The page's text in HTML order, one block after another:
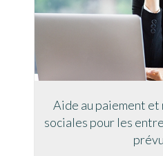
Aide au paiement
sociales pour les